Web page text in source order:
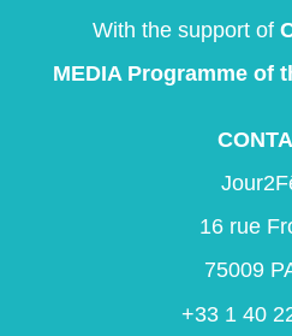
With the support of
MEDIA Programme of
16 rue
75009
+33 1 40